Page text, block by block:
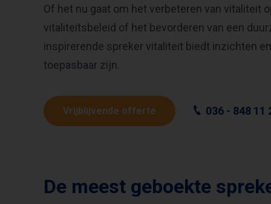
Of het nu gaat om het verbeteren van vitaliteit
vitaliteitsbeleid of het bevorderen van een
inspirerende spreker vitaliteit biedt inzichten
toepasbaar zijn.
Vrijblijvende offerte 036 - 848 11
De meest geboekte